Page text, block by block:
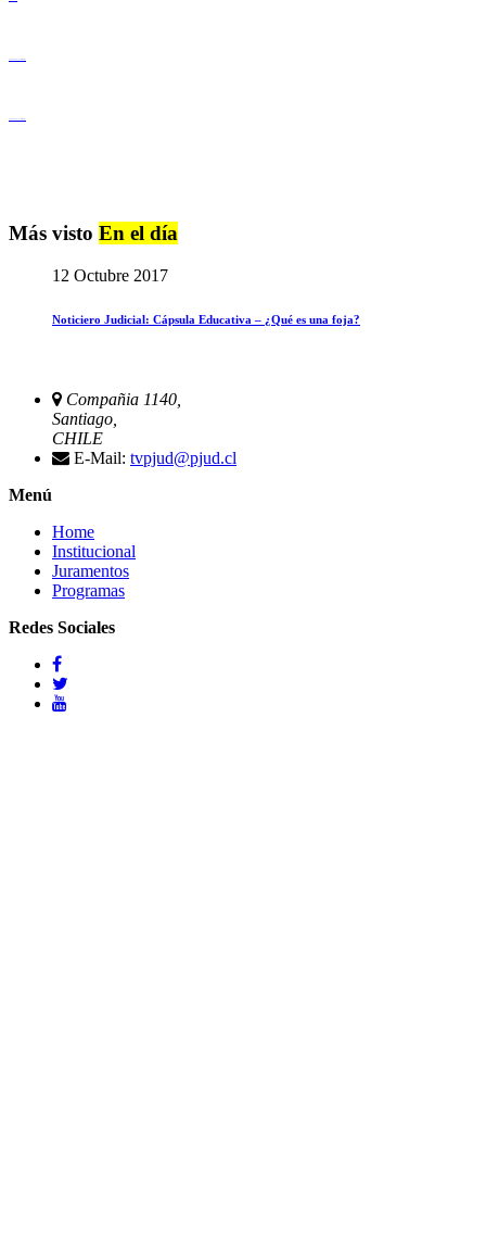
Más visto En el día
12 Octubre 2017
Noticiero Judicial: Cápsula Educativa – ¿Qué es una foja?
Compañia 1140,
Santiago,
CHILE
E-Mail: tvpjud@pjud.cl
Menú
Home
Institucional
Juramentos
Programas
Redes Sociales